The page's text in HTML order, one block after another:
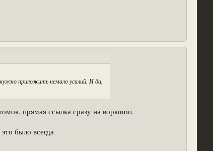
приложить немало усилий. И да,
прямая ссылка сразу на воркшоп.
было всегда